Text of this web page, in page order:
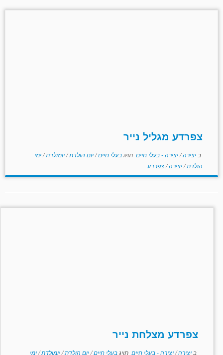
צפרדע מגליל נייר
ב יצירה/יצירה - בעלי חיים תויגבעלי חיים/יום הולדת/יומולדת/ימי
הולדת/יצירה/צפרדע
צפרדע מצלחת נייר
ב יצירה/יצירה - בעלי חיים תויגבעלי חיים/יום הולדת/יומולדת/ימי